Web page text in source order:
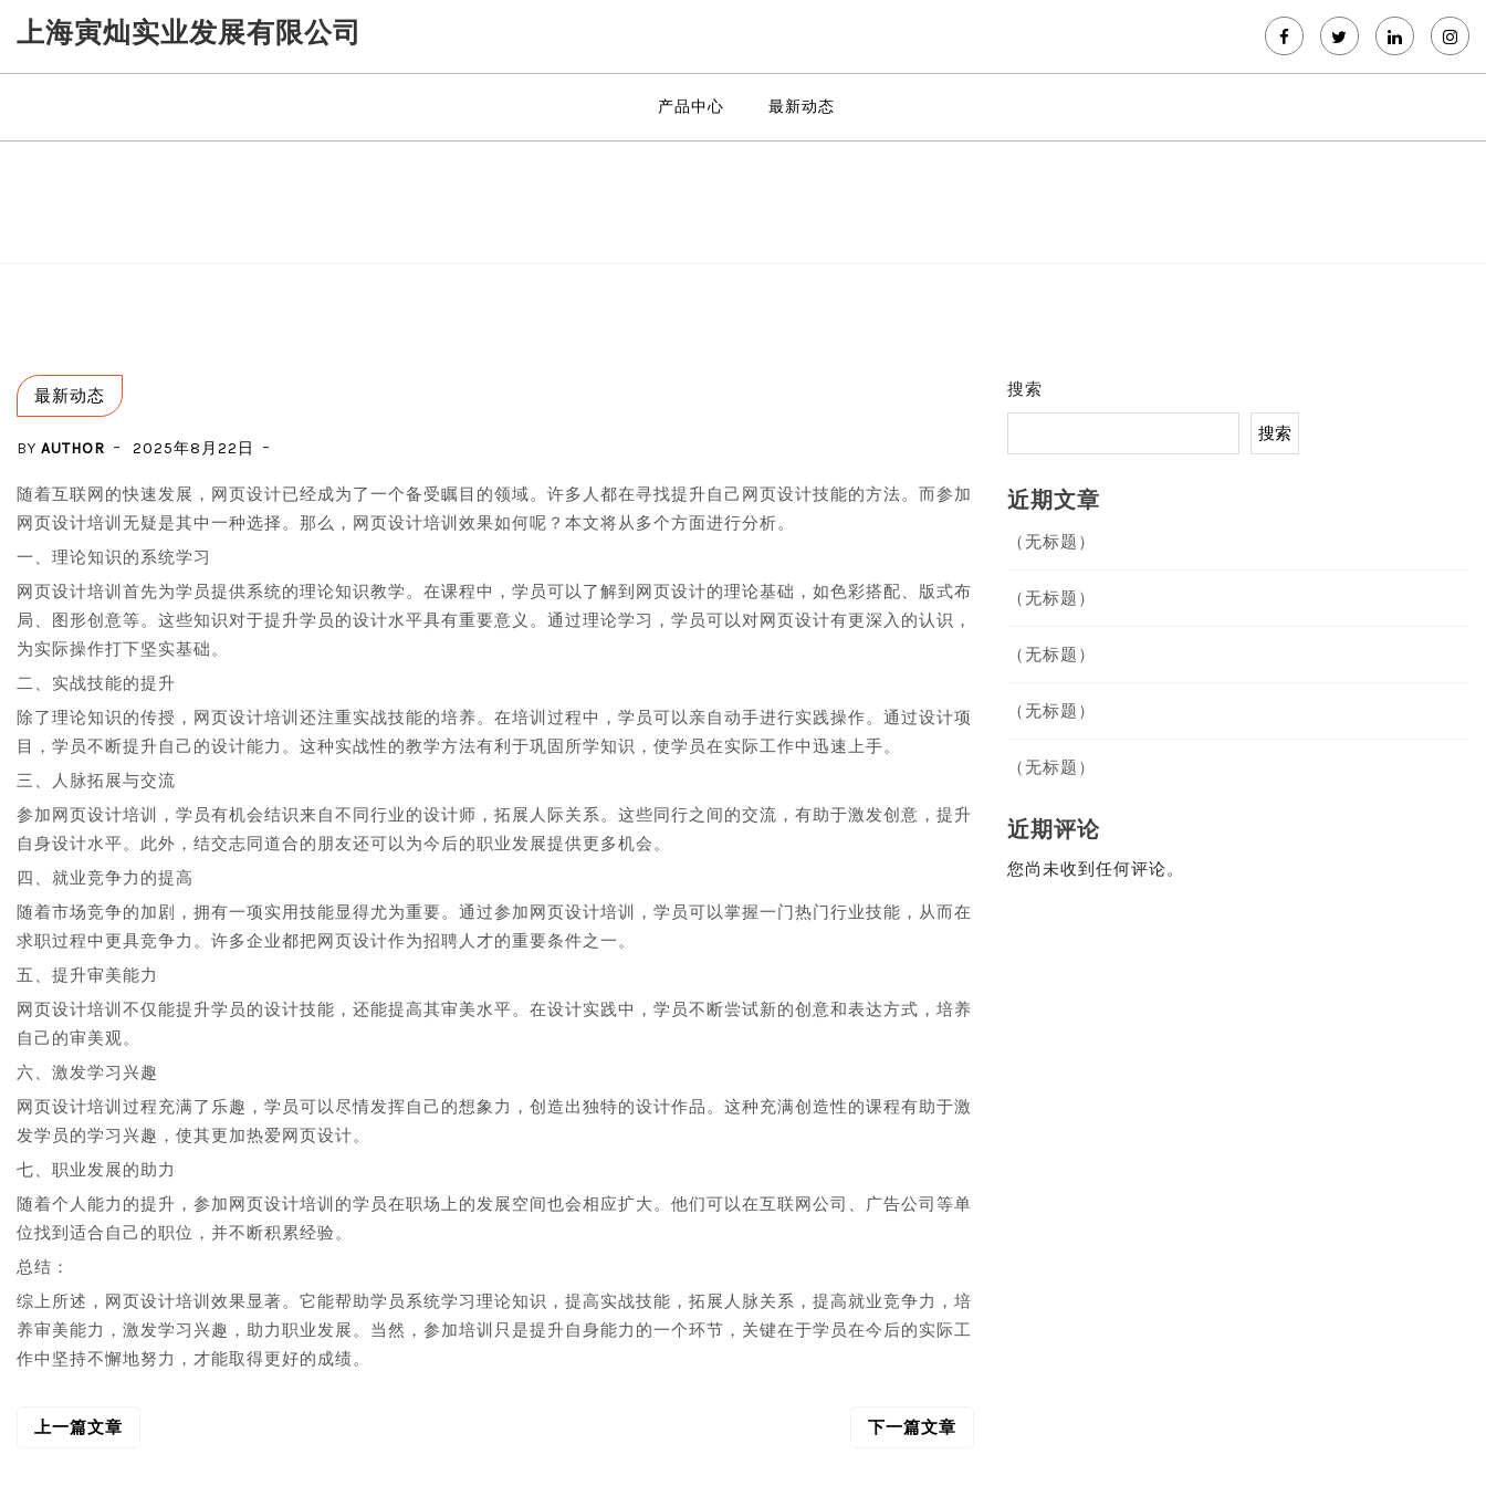
Skip
to
content
上海寅灿实业发展有限公司
产品中心 最新动态
最新动态
BY AUTHOR 2025年8月22日
随着互联网的快速发展，网页设计已经成为了一个备受瞩目的领域。许多人都在寻找提升自己网页设计技能的方法。而参加
网页设计培训无疑是其中一种选择。那么，网页设计培训效果如何呢？本文将从多个方面进行分析。
一、理论知识的系统学习
网页设计培训首先为学员提供系统的理论知识教学。在课程中，学员可以了解到网页设计的理论基础，如色彩搭配、版式布
局、图形创意等。这些知识对于提升学员的设计水平具有重要意义。通过理论学习，学员可以对网页设计有更深入的认识，
为实际操作打下坚实基础。
二、实战技能的提升
除了理论知识的传授，网页设计培训还注重实战技能的培养。在培训过程中，学员可以亲自动手进行实践操作。通过设计项
目，学员不断提升自己的设计能力。这种实战性的教学方法有利于巩固所学知识，使学员在实际工作中迅速上手。
三、人脉拓展与交流
参加网页设计培训，学员有机会结识来自不同行业的设计师，拓展人际关系。这些同行之间的交流，有助于激发创意，提升
自身设计水平。此外，结交志同道合的朋友还可以为今后的职业发展提供更多机会。
四、就业竞争力的提高
随着市场竞争的加剧，拥有一项实用技能显得尤为重要。通过参加网页设计培训，学员可以掌握一门热门行业技能，从而在
求职过程中更具竞争力。许多企业都把网页设计作为招聘人才的重要条件之一。
五、提升审美能力
网页设计培训不仅能提升学员的设计技能，还能提高其审美水平。在设计实践中，学员不断尝试新的创意和表达方式，培养
自己的审美观。
六、激发学习兴趣
网页设计培训过程充满了乐趣，学员可以尽情发挥自己的想象力，创造出独特的设计作品。这种充满创造性的课程有助于激
发学员的学习兴趣，使其更加热爱网页设计。
七、职业发展的助力
随着个人能力的提升，参加网页设计培训的学员在职场上的发展空间也会相应扩大。他们可以在互联网公司、广告公司等单
位找到适合自己的职位，并不断积累经验。
总结：
综上所述，网页设计培训效果显著。它能帮助学员系统学习理论知识，提高实战技能，拓展人脉关系，提高就业竞争力，培
养审美能力，激发学习兴趣，助力职业发展。当然，参加培训只是提升自身能力的一个环节，关键在于学员在今后的实际工
作中坚持不懈地努力，才能取得更好的成绩。
文
上一篇文章 下一篇文章
搜索
搜索
近期文章
（无标题）
（无标题）
（无标题）
（无标题）
（无标题）
近期评论
您尚未收到任何评论。